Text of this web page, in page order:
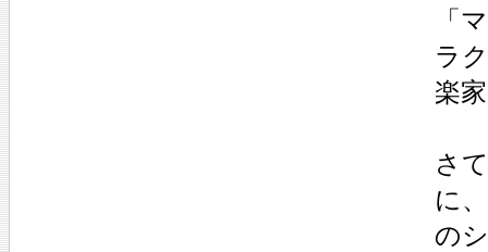
「
ラ
楽
さ
に
の